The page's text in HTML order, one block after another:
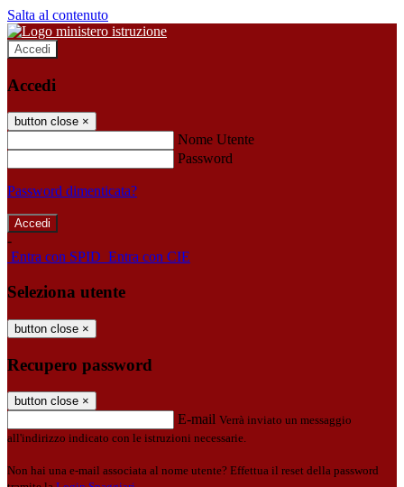
Salta al contenuto
Accedi
Accedi
button close ×
Nome Utente
Password
Password dimenticata?
-
Entra con SPID Entra con CIE
Seleziona utente
button close ×
Recupero password
button close ×
E-mail Verrà inviato un messaggio
all'indirizzo indicato con le istruzioni necessarie.
Non hai una e-mail associata al nome utente? Effettua il reset della password